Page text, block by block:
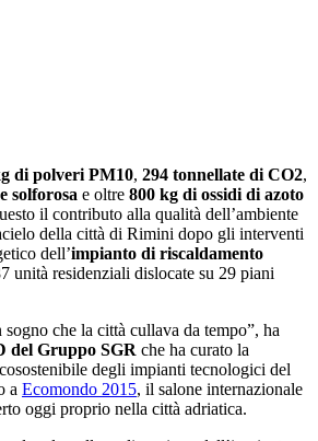
di polveri PM10, 294 tonnellate di CO2,
solforosa e oltre 800 kg di ossidi di azoto
il contributo alla qualità dell’ambiente
della città di Rimini dopo gli interventi
dell’impianto di riscaldamento
unità residenziali dislocate su 29 piani
che la città cullava da tempo”, ha
del Gruppo SGR che ha curato la
degli impianti tecnologici del
a Ecomondo 2015, il salone internazionale
oggi proprio nella città adriatica.